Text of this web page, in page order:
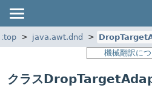
java.awt.dnd
機械翻訳に
クラス